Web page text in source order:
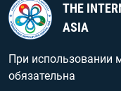
THE
ASIA
При использовании
обязательна